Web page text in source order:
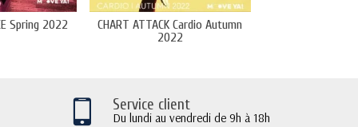
Spring 2022
CHART ATTACK Cardio Autumn
2022
Service client
Du lundi au vendredi de 9h à 18h